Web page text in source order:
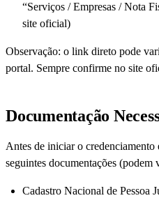
“Serviços / Empresas / Nota
site oficial)
Observação: o link direto pode
portal. Sempre confirme no site
Documentação
Antes de iniciar o credenciamento
seguintes documentações
Cadastro Nacional de Pessoa